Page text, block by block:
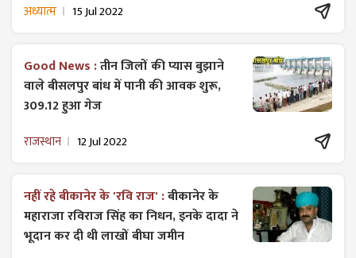
अध्यात्म 15 Jul 2022
Good News :तीन जिलों की प्यास बुझाने
वाले बीसलपुर बांध में पानी की आवक शुरू,
309.12 हुआ गेज
राजस्थान 12 Jul 2022
नहीं रहे बीकानेर के 'रवि राज' :बीकानेर के
महाराजा रविराज सिंह का निधन, इनके दादा ने
भूदान कर दी थी लाखों बीघा जमीन